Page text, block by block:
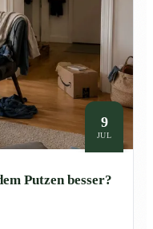
9
JUL
Putzen besser?